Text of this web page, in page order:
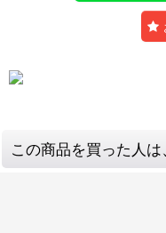
この商品を買った人